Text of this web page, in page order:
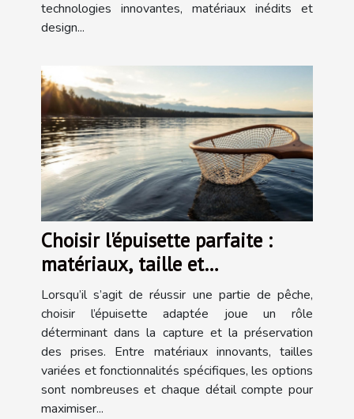
technologies innovantes, matériaux inédits et
design...
Choisir l'épuisette parfaite :
matériaux, taille et
fonctionnalité
Lorsqu’il s’agit de réussir une partie de pêche,
choisir l’épuisette adaptée joue un rôle
déterminant dans la capture et la préservation
des prises. Entre matériaux innovants, tailles
variées et fonctionnalités spécifiques, les options
sont nombreuses et chaque détail compte pour
maximiser...